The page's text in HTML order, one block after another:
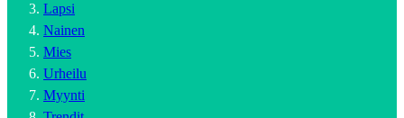
Lapsi
Nainen
Mies
Urheilu
Myynti